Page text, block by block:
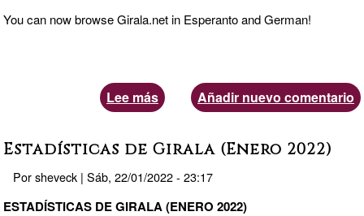
You can now browse Girala.net in Esperanto and German!
Lee más sobre
Bonvenon!
Añadir nuevo comentario
Estadísticas de Girala (Enero 2022)
Porsheveck | Sáb, 22/01/2022 - 23:17
ESTADÍSTICAS DE GIRALA (ENERO 2022)